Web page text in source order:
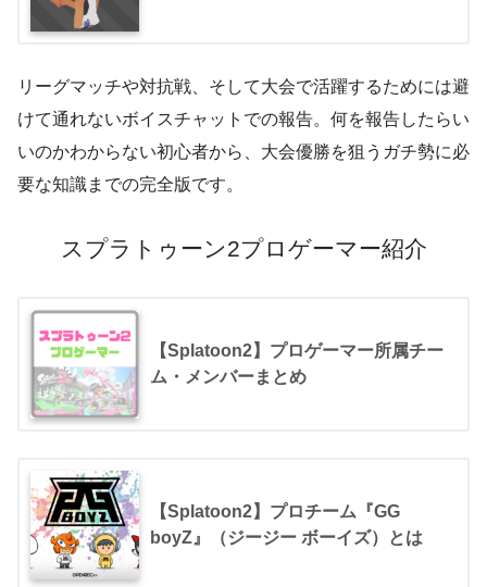
リーグマッチや対抗戦、そして大会で活躍するためには避
けて通れないボイスチャットでの報告。何を報告したらい
いのかわからない初心者から、大会優勝を狙うガチ勢に必
要な知識までの完全版です。
スプラトゥーン2プロゲーマー紹介
【Splatoon2】プロゲーマー所属チー
ム・メンバーまとめ
【Splatoon2】プロチーム『GG
boyZ』（ジージー ボーイズ）とは